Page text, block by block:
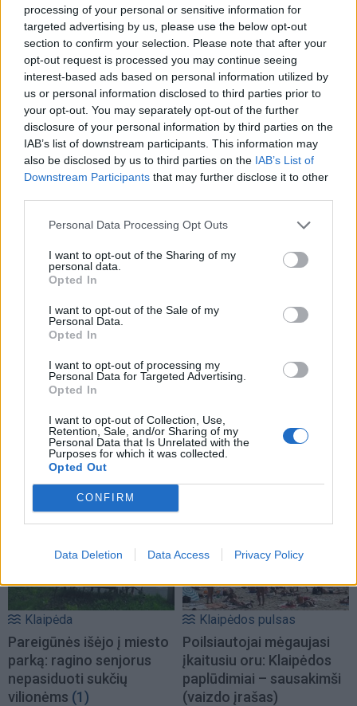
processing of your personal or sensitive information for
targeted advertising by us, please use the below opt-out
section to confirm your selection. Please note that after your
opt-out request is processed you may continue seeing
interest-based ads based on personal information utilized by
us or personal information disclosed to third parties prior to
your opt-out. You may separately opt-out of the further
disclosure of your personal information by third parties on the
IAB’s list of downstream participants. This information may
also be disclosed by us to third parties on the IAB’s List of
Downstream Participants that may further disclose it to other
Personal Data Processing Opt Outs
I want to opt-out of the Sharing of my
personal data.
Opted In
I want to opt-out of the Sale of my
Personal Data.
Opted In
I want to opt-out of processing my
Personal Data for Targeted Advertising.
Opted In
I want to opt-out of Collection, Use,
Retention, Sale, and/or Sharing of my
Personal Data that Is Unrelated with the
Purposes for which it was collected.
Opted Out
CONFIRM
Data Deletion Data Access Privacy Policy
Klaipėdos rajonas
Už nišą kolumbariume -
tūkstantis eurų
Klaipėda
Klaipėdos universitetui
suteiktas pedagogų
rengimo centro statusas
Klaipėdos pulsas
Fontanas trikdė
gyventojų ramybę naktį:
paaiškėjo priežastis
Aktualijos
Ant tako - dviratininkų ir
pėsčiųjų karas dėl
Lietuva
Ketvirtadienį bus
palaidota pirmoji
nepriklausomos Lietuvos
premjerė Prunskienė
Lietuva
Išleidžiamas pašto
ženklas, įamžinantis
Klaipėda
Pareigūnės išėjo į miesto
parką: ragino senjorus
nepasiduoti sukčių
vilionėms (1)
Klaipėdos pulsas
Poilsiautojai mėgaujasi
įkaitusiu oru: Klaipėdos
paplūdimiai – sausakimši
(vaizdo įrašas)